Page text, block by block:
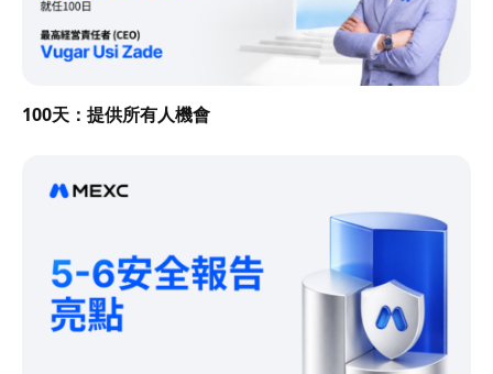
100天：提供所有人機會